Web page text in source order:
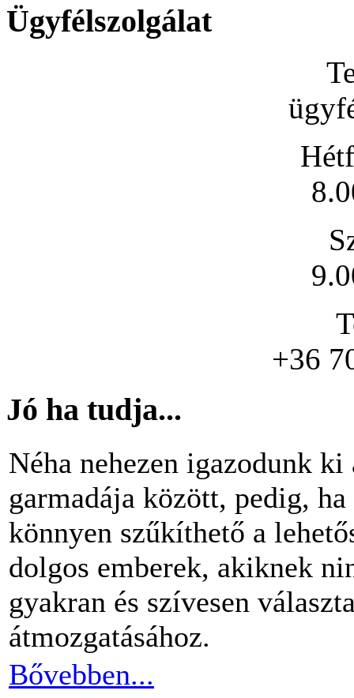
Ügyfélszolgálat
+36
Jó ha tudja...
Néha nehezen igazodunk
garmadája között, pedig,
könnyen szűkíthető a
dolgos emberek, akiknek
gyakran és szívesen
átmozgatásához.
Bővebben...